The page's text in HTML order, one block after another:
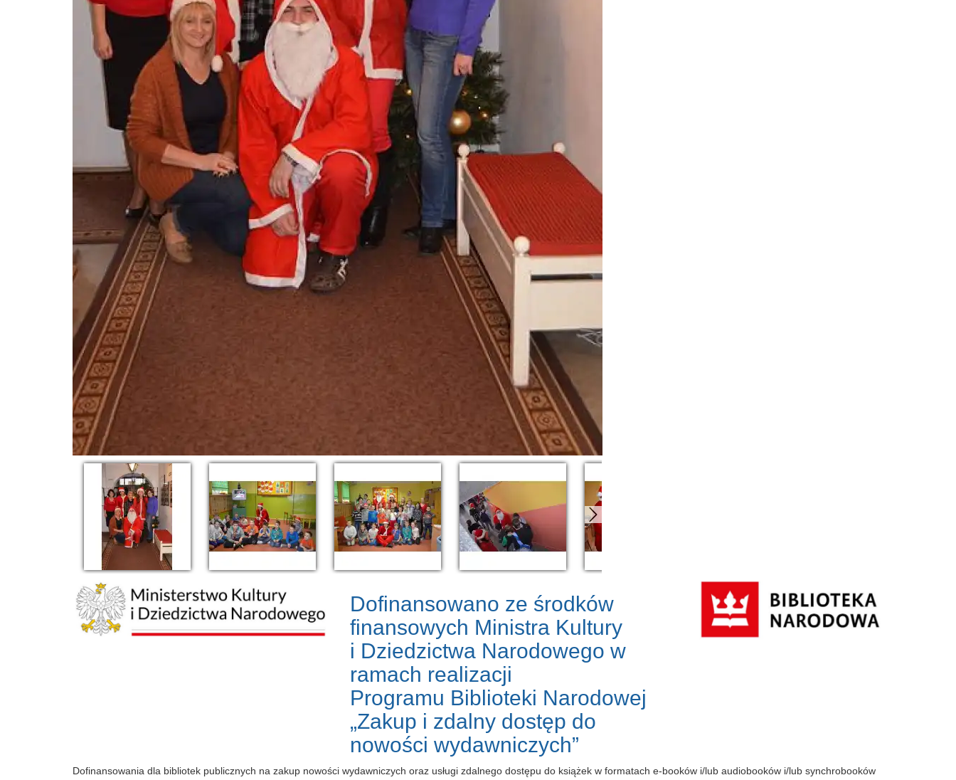
Dofinansowano ze środków
finansowych Ministra Kultury
i Dziedzictwa Narodowego w
ramach realizacji
Programu Biblioteki Narodowej
„Zakup i zdalny dostęp do
nowości wydawniczych”
Dofinansowania dla bibliotek publicznych na zakup nowości wydawniczych oraz usługi zdalnego dostępu do książek w formatach e-booków i/lub audiobooków i/lub synchrobooków